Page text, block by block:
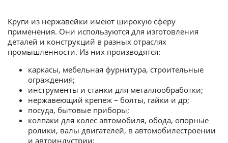
Круги из нержавейки имеют широкую сферу
применения. Они используются для изготовления
деталей и конструкций в разных отраслях
промышленности. Из них производятся:
каркасы, мебельная фурнитура, строительные
ограждения;
инструменты и станки для металлообработки;
нержавеющий крепеж – болты, гайки и др;
посуда, бытовые приборы;
колпаки для колес автомобиля, обода, опорные
ролики, валы двигателей, в автомобилестроении
и автоиндустрии;